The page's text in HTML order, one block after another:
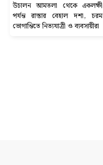
উচালন আমতলা থেকে একলক্ষী
পর্যন্ত রাস্তার বেহাল দশা, চরম
ভোগান্তিতে নিত্যযাত্রী ও ব্যবসায়ীরা